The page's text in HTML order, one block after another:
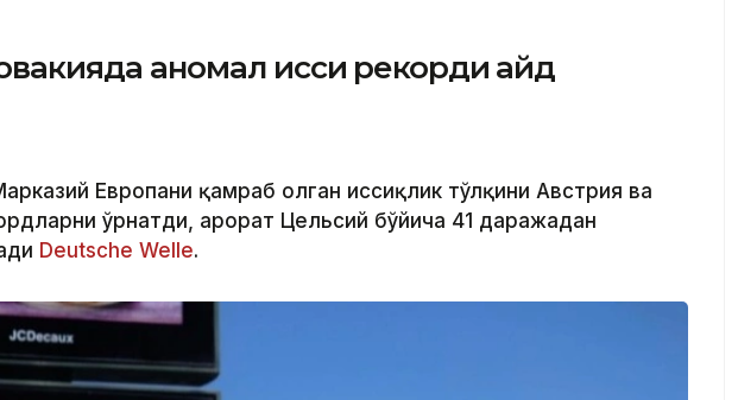
аномал иссиқ рекорди қайд
Европани қамраб олган иссиқлик тўлқини Австрия ва
ўрнатди, ҳарорат Цельсий бўйича 41 даражадан
Deutsche Welle.